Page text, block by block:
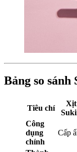
Bảng so
Tiêu chí
Xịt
Công
dụng
chính
Cấp